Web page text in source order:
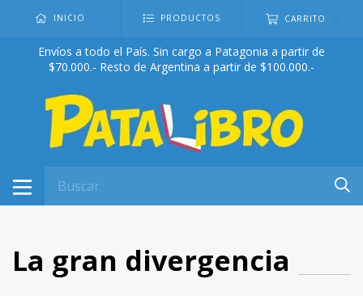
INICIO PRODUCTOS CARRITO
Envíos a todo el País. Sin cargo a Patagonia a partir de
$70.000.- Resto de Argentina a partir de $100.000.-
La gran divergencia